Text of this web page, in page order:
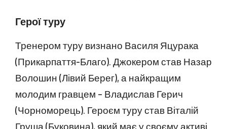
Герої туру
Тренером туру визнано Василя Яцурака
(Прикарпаття-Благо). Джокером став Назар
Волошин (Лівий Берег), а найкращим
молодим гравцем – Владислав Герич
(Чорноморець). Героєм туру став Віталій
Груша (Буковина), який має у своєму активі